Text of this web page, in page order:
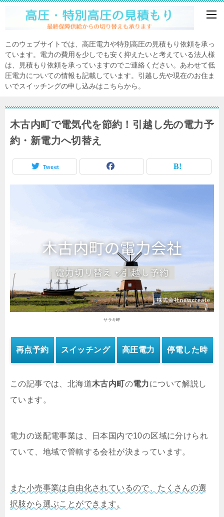
このウェブサイトでは、高圧電力や特別高圧の見積もり依頼を承っ
ています。電力の費用を少しでも安く抑えたいと考えている法人様
は、見積もり依頼を承っていますのでご連絡ください。あわせて低
圧電力についての情報も記載しています。引越し先や現在のお住ま
いでスイッチングの申し込みはこちらから。
木古内町で電気代を節約！引越し先の電力予
約・新電力へ切替え
Tweet
サラキ岬
再点予約 スイッチング 高圧電力 停電した時
この記事では、北海道木古内町 の電力について解説し
ています。
電力の送配電事業は、日本国内で10の区域に分けられ
ていて、地域で管轄する会社が決まっています。
また小売事業は自由化されているので、たくさんの選
択肢から選ぶことができます。